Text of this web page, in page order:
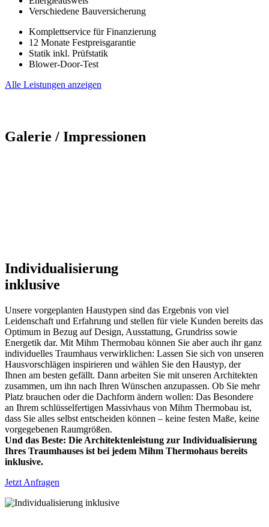
Verschiedene Bauversicherung
Komplettservice für Finanzierung
12 Monate Festpreisgarantie
Statik inkl. Prüfstatik
Blower-Door-Test
Alle Leistungen anzeigen
Galerie / Impressionen
Individualisierung
inklusive
Unsere vorgeplanten Haustypen sind das Ergebnis von viel
Leidenschaft und Erfahrung und stellen für viele Kunden bereits das
Optimum in Bezug auf Design, Ausstattung, Grundriss sowie
Energetik dar. Mit Mihm Thermobau können Sie aber auch ihr ganz
individuelles Traumhaus verwirklichen: Lassen Sie sich von unseren
Hausvorschlägen inspirieren und wählen Sie den Haustyp, der
Ihnen am besten gefällt. Dann arbeiten Sie mit unseren Architekten
zusammen, um ihn nach Ihren Wünschen anzupassen. Ob Sie mehr
Platz brauchen oder die Dachform ändern wollen: Das Besondere
an Ihrem schlüsselfertigen Massivhaus von Mihm Thermobau ist,
dass Sie alles selbst entscheiden können – keine festen Maße, keine
vorgegebenen Raumgrößen.
Und das Beste: Die Architektenleistung zur Individualisierung
Ihres Traumhauses ist bei jedem Mihm Thermohaus bereits
inklusive.
Jetzt Anfragen